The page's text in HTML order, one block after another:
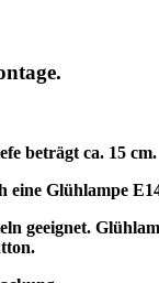
beträgt ca. 15 cm.
eine Glühlampe
geeignet.